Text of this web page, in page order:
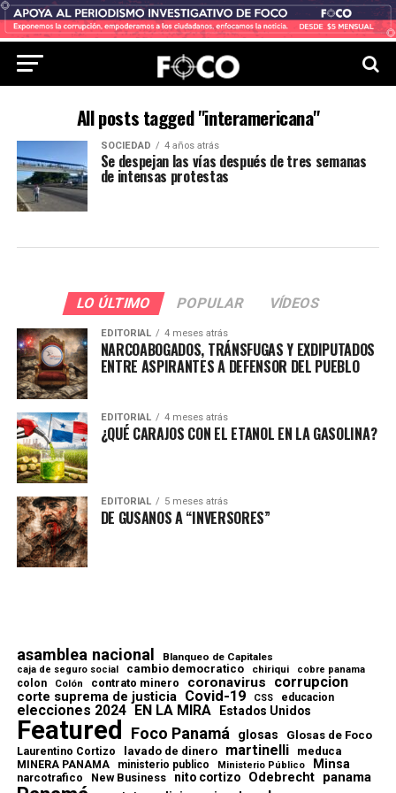
All posts tagged "interamericana"
SOCIEDAD 4 años atrás
Se despejan las vías después de tres semanas
de intensas protestas
LO ÚLTIMO POPULAR VÍDEOS
EDITORIAL 4 meses atrás
NARCOABOGADOS, TRÁNSFUGAS Y EXDIPUTADOS
ENTRE ASPIRANTES A DEFENSOR DEL PUEBLO
EDITORIAL 4 meses atrás
¿QUÉ CARAJOS CON EL ETANOL EN LA GASOLINA?
EDITORIAL 5 meses atrás
DE GUSANOS A “INVERSORES”
asamblea nacional Blanqueo de Capitales
caja de seguro social cambio democratico chiriqui cobre panama
colon Colón contrato minero coronavirus corrupcion
corte suprema de justicia Covid-19 CSS educacion
elecciones 2024 EN LA MIRA Estados Unidos
Featured Foco Panamá glosas Glosas de Foco
Laurentino Cortizo lavado de dinero martinelli meduca
MINERA PANAMA ministerio publico Ministerio Público Minsa
narcotrafico New Business nito cortizo Odebrecht panama